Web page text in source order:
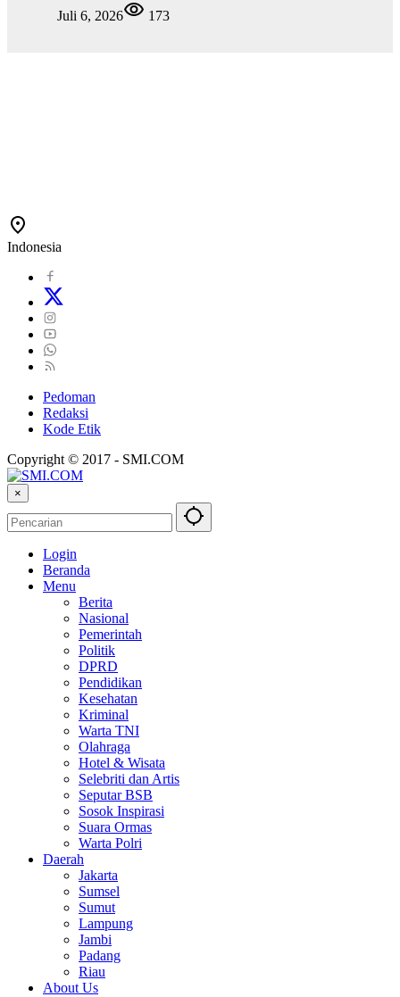
Juli 6, 2026
173
Indonesia
Pedoman
Redaksi
Kode Etik
Copyright © 2017 - SMI.COM
×
Login
Beranda
Menu
Berita
Nasional
Pemerintah
Politik
DPRD
Pendidikan
Kesehatan
Kriminal
Warta TNI
Olahraga
Hotel & Wisata
Selebriti dan Artis
Seputar BSB
Sosok Inspirasi
Suara Ormas
Warta Polri
Daerah
Jakarta
Sumsel
Sumut
Lampung
Jambi
Padang
Riau
About Us